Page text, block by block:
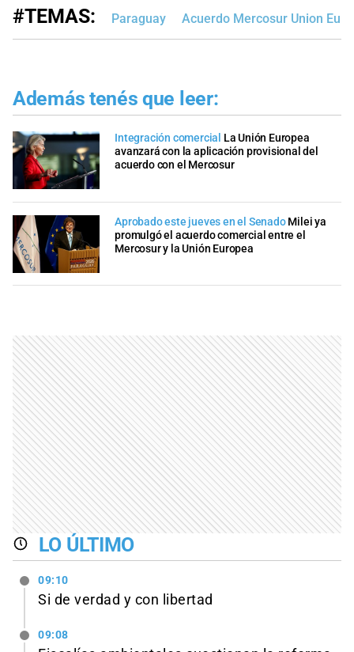
#TEMAS: Paraguay Acuerdo Mercosur Union
Además tenés que leer:
Integración comercial La Unión Europea
avanzará con la aplicación provisional del
acuerdo con el Mercosur
Aprobado este jueves en el Senado Milei ya
promulgó el acuerdo comercial entre el
Mercosur y la Unión Europea
LO ÚLTIMO
09:10
Si de verdad y con libertad
09:08